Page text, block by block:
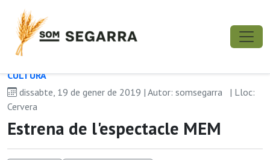
CULTURA
dissabte, 19 de gener de 2019 | Autor: somsegarra
| Lloc:
Cervera
Estrena de l'espectacle MEM